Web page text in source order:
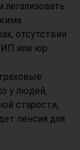
отсутствии
ИП или юр.
у людей,
старости,
пенсия для